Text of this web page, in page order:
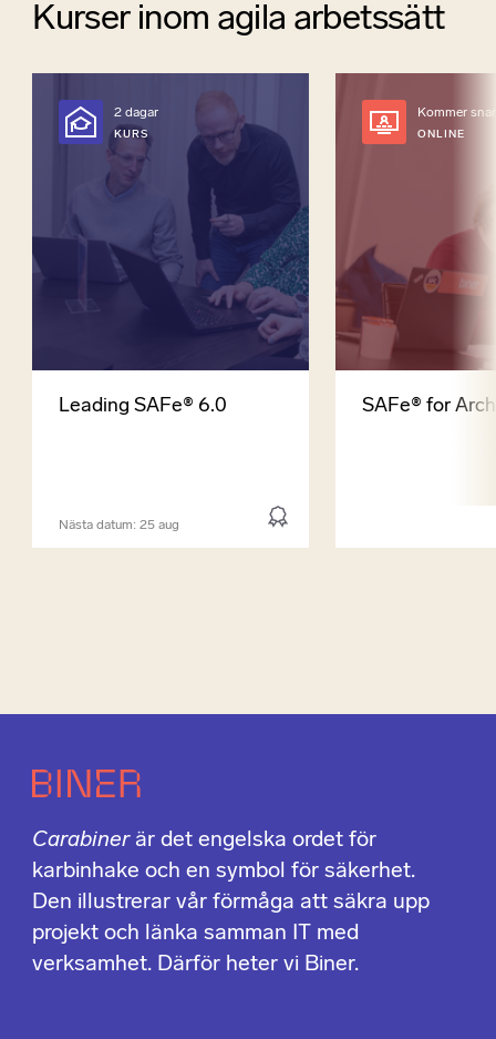
Kurser inom agila arbetssätt
2 dagar
KURS
Leading SAFe® 6.0
Nästa datum: 25 aug
Kommer
ONLINE
SAFe® for
Carabinerär det engelska ordet för
karbinhake och en symbol för säkerhet.
Den illustrerar vår förmåga att säkra upp
projekt och länka samman IT med
verksamhet. Därför heter vi Biner.